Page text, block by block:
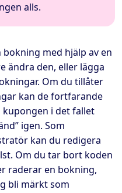
alls.
med hjälp av en
ändra den, eller lägga
Om du tillåter
kan de fortfarande
kupongen i det fallet
igen. Som
kan du redigera
Om du tar bort koden
raderar en bokning,
bli märkt som